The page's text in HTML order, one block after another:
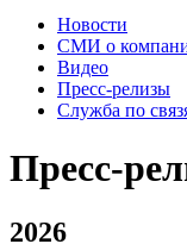
Новости
СМИ о
Видео
Пресс-релизы
Служба по
Пресс-
2026